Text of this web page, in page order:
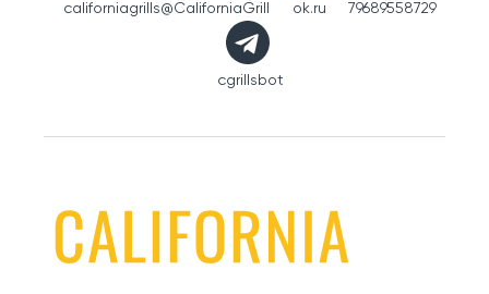
californiagrills@CaliforniaGrill ok.ru 79689558729
cgrillsbot